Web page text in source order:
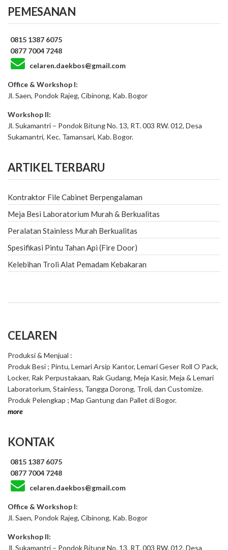
PEMESANAN
0815 1387 6075
0877 7004 7248
celaren.daekbos@gmail.com
Office & Workshop I:
Jl. Saen, Pondok Rajeg, Cibinong, Kab. Bogor
Workshop II:
Jl. Sukamantri – Pondok Bitung No. 13, RT. 003 RW. 012, Desa
Sukamantri, Kec. Tamansari, Kab. Bogor.
ARTIKEL TERBARU
Kontraktor File Cabinet Berpengalaman
Meja Besi Laboratorium Murah & Berkualitas
Peralatan Stainless Murah Berkualitas
Spesifikasi Pintu Tahan Api (Fire Door)
Kelebihan Troli Alat Pemadam Kebakaran
CELAREN
Produksi & Menjual :
Produk Besi ; Pintu, Lemari Arsip Kantor, Lemari Geser Roll O Pack,
Locker, Rak Perpustakaan, Rak Gudang, Meja Kasir, Meja & Lemari
Laboratorium, Stainless, Tangga Dorong, Troli, dan Customize.
Produk Pelengkap ; Map Gantung dan Pallet di Bogor.
more
KONTAK
0815 1387 6075
0877 7004 7248
celaren.daekbos@gmail.com
Office & Workshop I:
Jl. Saen, Pondok Rajeg, Cibinong, Kab. Bogor
Workshop II:
Jl. Sukamantri – Pondok Bitung No. 13, RT. 003 RW. 012, Desa